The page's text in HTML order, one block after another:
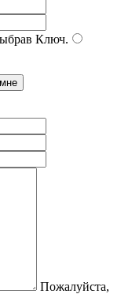
Ключ.
Пожалуйста,